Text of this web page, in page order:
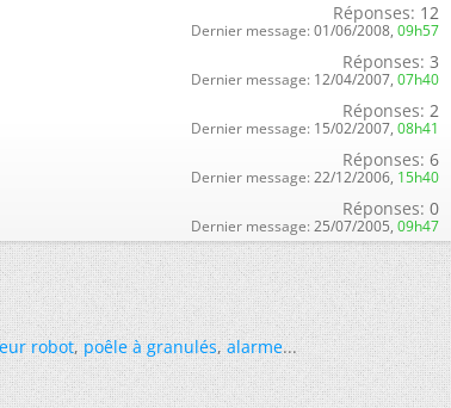
Réponses: 12
Dernier message: 01/06/2008, 09h57
Réponses: 3
Dernier message: 12/04/2007, 07h40
Réponses: 2
Dernier message: 15/02/2007, 08h41
Réponses: 6
Dernier message: 22/12/2006, 15h40
Réponses: 0
Dernier message: 25/07/2005, 09h47
robot,poêle à granulés,alarme...